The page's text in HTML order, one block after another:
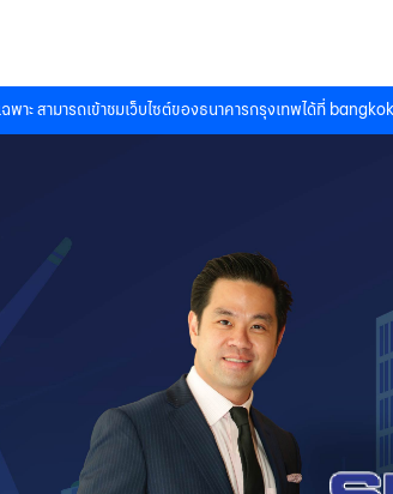
พาะ สามารถเข้าชมเว็บไซต์ของธนาคารกรุงเทพได้ที่